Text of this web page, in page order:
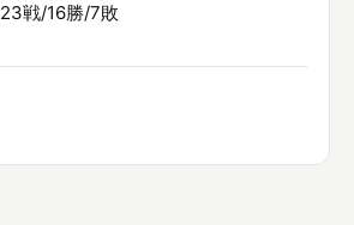
23戦/16勝/7敗